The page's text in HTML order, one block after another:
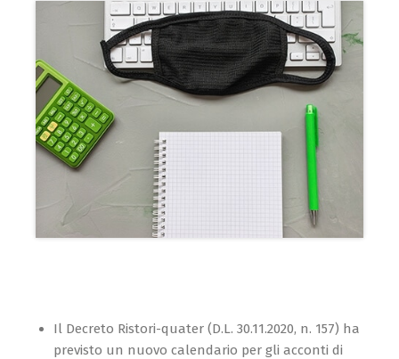
Il Decreto Ristori-quater (D.L. 30.11.2020, n. 157) ha
previsto un nuovo calendario per gli acconti di